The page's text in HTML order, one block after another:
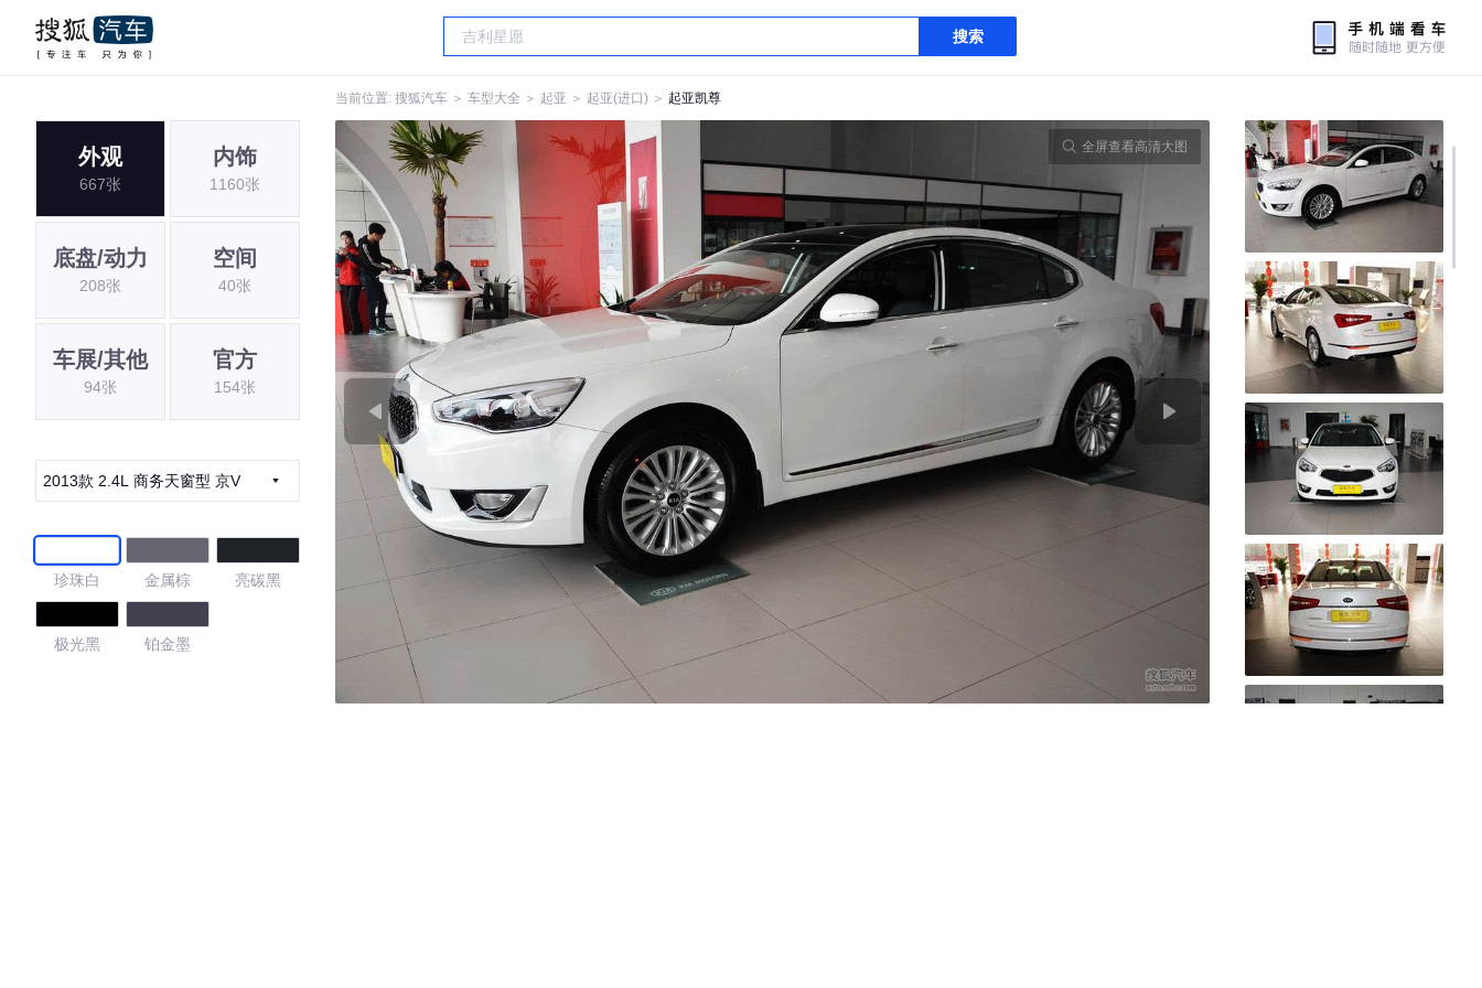
搜索
当前位置: 搜狐汽车 ＞ 车型大全 ＞ 起亚 ＞ 起亚(进口) ＞ 起亚凯尊
外观
667张
内饰
1160张
底盘/动力
208张
空间
40张
车展/其他
94张
官方
154张
2013款 2.4L 商务天窗型 京V
珍珠白 金属棕 亮碳黑
极光黑 铂金墨
全屏查看高清大图